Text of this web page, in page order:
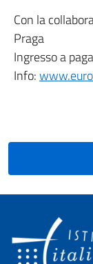
Con la
Praga
Ingresso a
Info: